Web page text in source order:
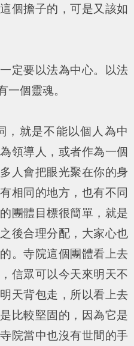
個擔子的，可是又該如
要以法為中心。以法
一個靈魂。
就是不能以個人為中
領導人，或者作為一個
人會把眼光聚在你的身
相同的地方，也有不同
團體目標很簡單，就是
後合理分配，大家心也
。寺院這個團體看上去
信眾可以今天來明天不
天背包走，所以看上去
比較堅固的，因為它是
院當中也沒有世間的手